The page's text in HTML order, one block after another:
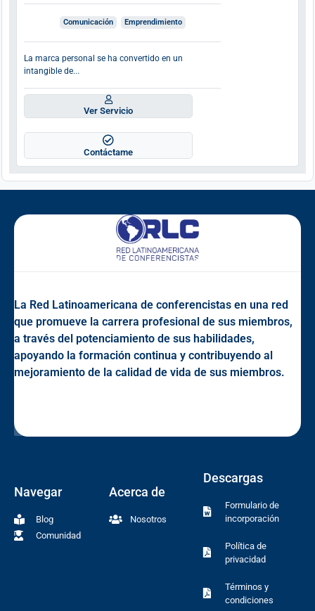
Comunicación Emprendimiento
La marca personal se ha convertido en un
intangible de...
Ver Servicio
Contáctame
La Red Latinoamericana de conferencistas en una red
que promueve la carrera profesional de sus miembros,
a través del potenciamiento de sus habilidades,
apoyando la formación continua y contribuyendo al
mejoramiento de la calidad de vida de sus miembros.
Navegar
Blog
Comunidad
Acerca de
Nosotros
Descargas
Formulario de
incorporación
Política de
privacidad
Términos y
condiciones